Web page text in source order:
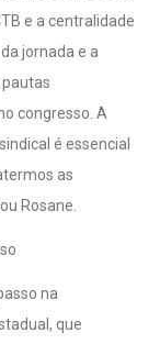
e a centralidade
jornada e a
congresso. A
é essencial
as
Rosane.
na
que